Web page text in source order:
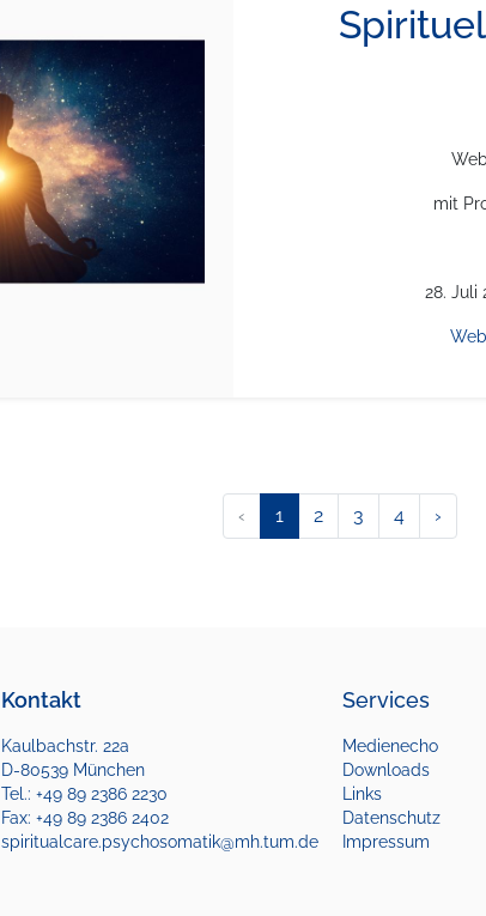
mit
28. Juli
‹ 1 2 3 4 ›
Kontakt
Kaulbachstr. 22a
D-80539 München
Tel.: +49 89 2386 2230
Fax: +49 89 2386 2402
spiritualcare.psychosomatik@mh.tum.de
Services
Medienecho
Downloads
Links
Datenschutz
Impressum